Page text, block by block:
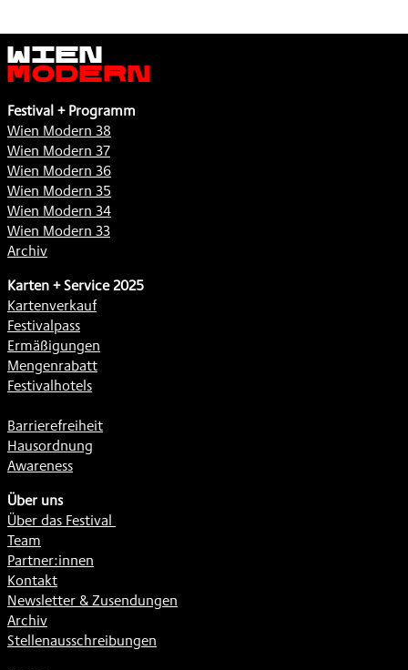
Wien
Modern
Festival + Programm
Wien Modern 38
Wien Modern 37
Wien Modern 36
Wien Modern 35
Wien Modern 34
Wien Modern 33
Archiv
Karten + Service 2025
Kartenverkauf
Festivalpass
Ermäßigungen
Mengenrabatt
Festivalhotels
Barrierefreiheit
Hausordnung
Awareness
Über uns
Über das Festival
Team
Partner:innen
Kontakt
Newsletter & Zusendungen
Archiv
Stellenausschreibungen